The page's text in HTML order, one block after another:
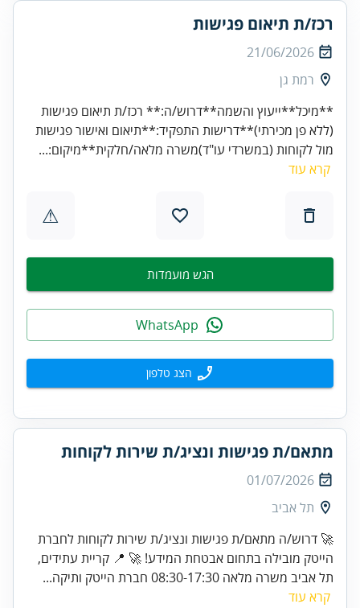
רכז/ת תיאום פגישות
21/06/2026
רמת גן
**מיכל**ייעוץ והשמה**דרוש/ה:** רכז/ת תיאום פגישות
(ללא פן מכירתי)**דרישות התפקיד:**תיאום ואישור פגישות
מול לקוחות (במשרדי עו"ד)משרה מלאה/חלקית**מיקום:...
קרא עוד
⚠
הגש מועמדות
הצג טלפון
מתאם/ת פגישות ונציג/ת שירות לקוחות
01/07/2026
תל אביב
🚀 דרוש/ה מתאם/ת פגישות ונציג/ת שירות לקוחות לחברת
הייטק מובילה בתחום אבטחת המידע! 🚀 📍 קריית עתידים,
תל אביב משרה מלאה 08:30-17:30 חברת הייטק ותיקה...
קרא עוד